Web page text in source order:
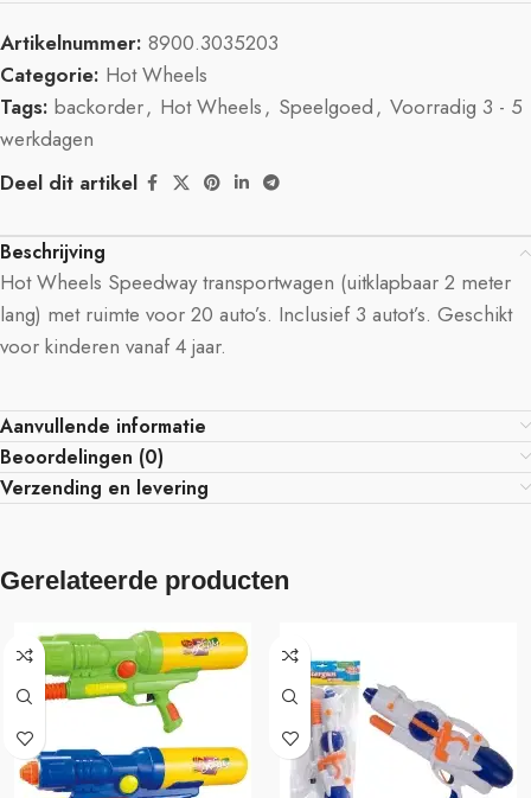
Artikelnummer: 8900.3035203
Categorie: Hot Wheels
Tags: backorder, Hot Wheels, Speelgoed, Voorradig 3 - 5
werkdagen
Deel dit artikel
Beschrijving
Hot Wheels Speedway transportwagen (uitklapbaar 2 meter
lang) met ruimte voor 20 auto’s. Inclusief 3 autot’s. Geschikt
voor kinderen vanaf 4 jaar.
Aanvullende informatie
Beoordelingen (0)
Verzending en levering
Gerelateerde producten